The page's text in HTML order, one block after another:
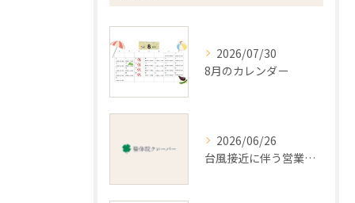
2026/07/30
8月のカレンダー
2026/06/26
台風接近に伴う営業のお知らせ